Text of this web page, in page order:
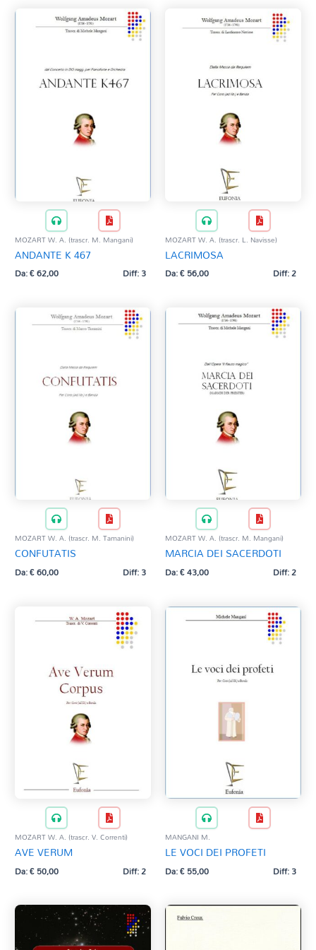
MOZART W. A. (trascr. V. Correnti)
PACHELBEL J. (M. Mangani)
SCHUBERT - GOUNOD (tracsr. D. Pedrazzini)
SCHUBERT F. (trascr. M. Mangani)
VERDI G. (trascr. G. Aleppo)
VERDI G. (trascr. M. Tamanini)
VERDI G. (trascr. S. Maggioni)
MOZART W. A. (trascr. M. Mangani)
ANDANTE K 467
Da:€62,00 Diff: 3
MOZART W. A. (trascr. L. Navisse)
LACRIMOSA
Da:€56,00 Diff: 2
MOZART W. A. (trascr. M. Tamanini)
CONFUTATIS
Da:€60,00 Diff: 3
MOZART W. A. (trascr. M. Mangani)
MARCIA DEI SACERDOTI
Da:€43,00 Diff: 2
MOZART W. A. (trascr. V. Correnti)
AVE VERUM
Da:€50,00 Diff: 2
MANGANI M.
LE VOCI DEI PROFETI
Da:€55,00 Diff: 3